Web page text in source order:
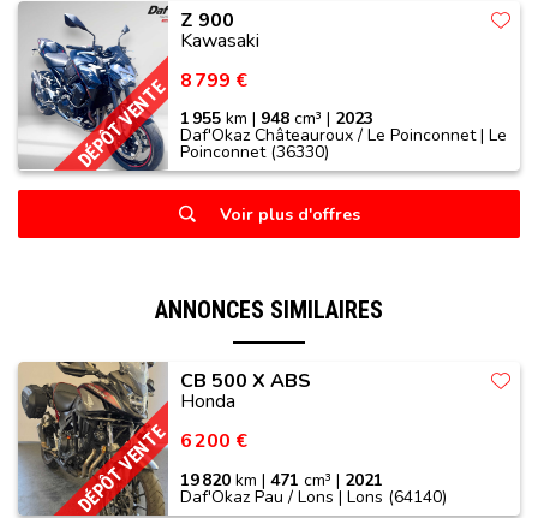
DÉPÔT VENTE
Z 900
Kawasaki
8 799 €
1 955 km | 948 cm³ | 2023
Daf'Okaz Châteauroux / Le Poinconnet | Le
Poinconnet (36330)
Voir plus d'offres
ANNONCES SIMILAIRES
DÉPÔT VENTE
CB 500 X ABS
Honda
6 200 €
19 820 km |471 cm³ | 2021
Daf'Okaz Pau / Lons | Lons (64140)